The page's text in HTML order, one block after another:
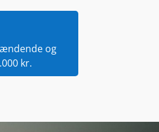
og
kr.